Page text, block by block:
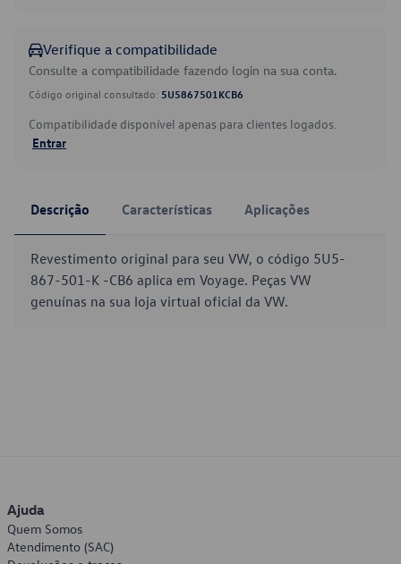
Verifique a compatibilidade
Consulte a compatibilidade fazendo login na sua conta.
Código original consultado: 5U5867501KCB6
Compatibilidade disponível apenas para clientes logados.
Entrar
Descrição Características Aplicações
Revestimento original para seu VW, o código 5U5-
867-501-K -CB6 aplica em Voyage. Peças VW
genuínas na sua loja virtual oficial da VW.
Ajuda
Quem Somos
Atendimento (SAC)